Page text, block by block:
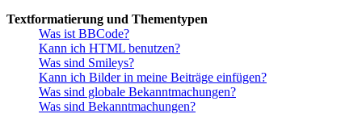
Textformatierung und Thementypen
Was ist BBCode?
Kann ich HTML benutzen?
Was sind Smileys?
Kann ich Bilder in meine Beiträge einfügen?
Was sind globale Bekanntmachungen?
Was sind Bekanntmachungen?